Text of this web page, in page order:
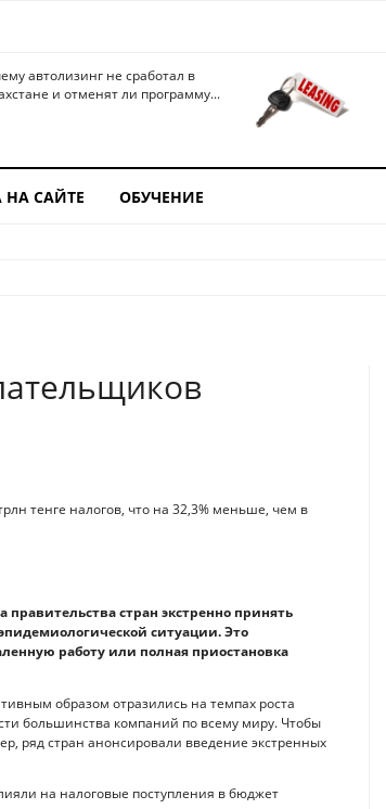
автолизинг не сработал в
и отменят ли программу...
НА САЙТЕ ОБУЧЕНИЕ
тенге налогов, что на 32,3% меньше, чем в
правительства стран экстренно принять
ситуации. Это
работу или полная приостановка
образом отразились на темпах роста
большинства компаний по всему миру. Чтобы
ряд стран анонсировали введение экстренных
на налоговые поступления в бюджет